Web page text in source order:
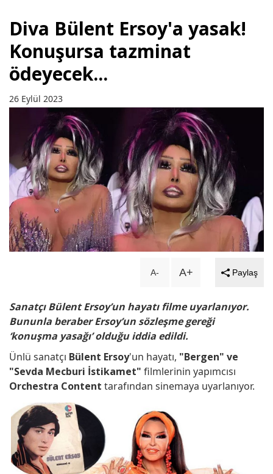
Diva Bülent Ersoy'a yasak!
Konuşursa tazminat
ödeyecek...
26 Eylül 2023
A- A+ Paylaş
Sanatçı Bülent Ersoy’un hayatı filme uyarlanıyor.
Bununla beraber Ersoy’un sözleşme gereği
‘konuşma yasağı’ olduğu iddia edildi.
Ünlü sanatçı Bülent Ersoy'un hayatı, "Bergen" ve
"Sevda Mecburi İstikamet" filmlerinin yapımcısı
Orchestra Content tarafından sinemaya uyarlanıyor.